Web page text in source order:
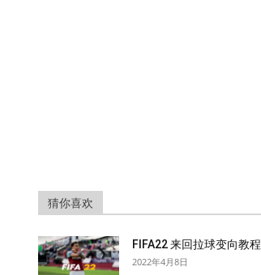
猜你喜欢
FIFA22 来回拉球变向教程
2022年4月8日